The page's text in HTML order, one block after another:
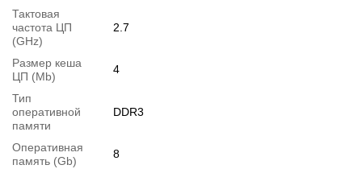
Тактовая
частота ЦП
(GHz)
2.7
Размер кеша
ЦП (Mb)
4
Тип
оперативной
памяти
DDR3
Оперативная
память (Gb)
8